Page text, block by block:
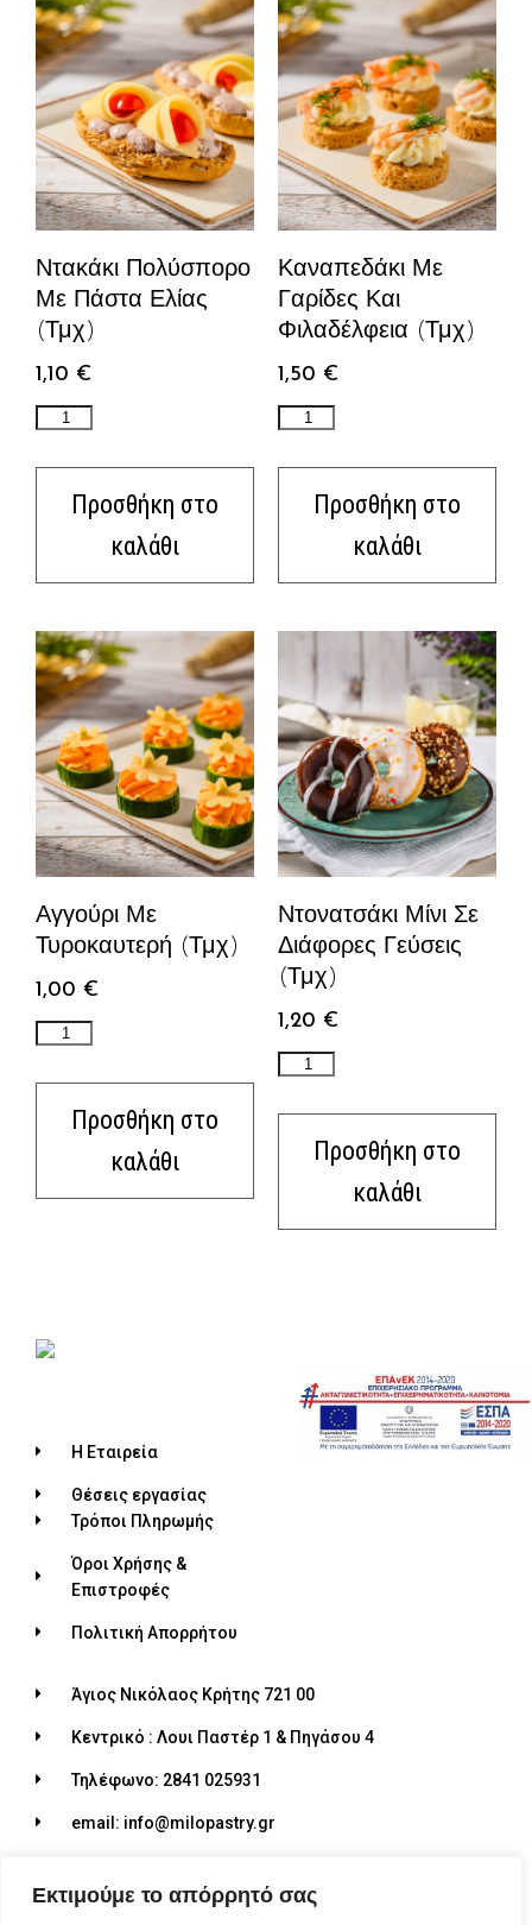
Εκτιμούμε το απόρρητό σας
Ντακάκι Πολύσπορο
Με Πάστα Ελίας
(τμχ)
1,10 €
Προσθήκη στο
καλάθι
Καναπεδάκι Με
Γαρίδες Και
Φιλαδέλφεια (τμχ)
1,50 €
Προσθήκη στο
καλάθι
Αγγούρι Με
Τυροκαυτερή (τμχ)
1,00 €
Προσθήκη στο
καλάθι
Ντονατσάκι Μίνι Σε
Διάφορες Γεύσεις
(τμχ)
1,20 €
Προσθήκη στο
καλάθι
Η Εταιρεία
Θέσεις εργασίας
Τρόποι Πληρωμής
Όροι Χρήσης &
Επιστροφές
Πολιτική Απορρήτου
Άγιος Νικόλαος Κρήτης 721 00
Κεντρικό : Λουι Παστέρ 1 & Πηγάσου 4
Τηλέφωνο: 2841 025931
email: info@milopastry.gr